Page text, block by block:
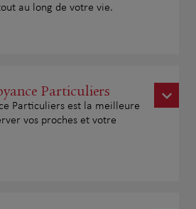
au long de votre vie.
Particuliers
Particuliers est la meilleure
vos proches et votre